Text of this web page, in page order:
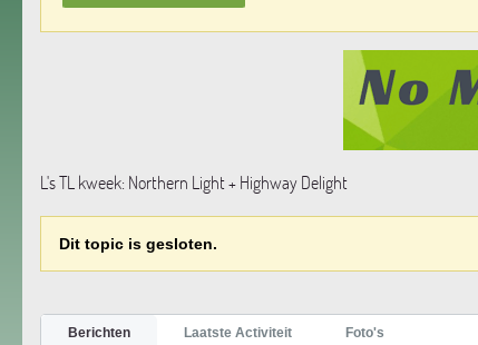
L's TL kweek: Northern Light + Highway Delight
Dit topic is gesloten.
Berichten Laatste Activiteit Foto's